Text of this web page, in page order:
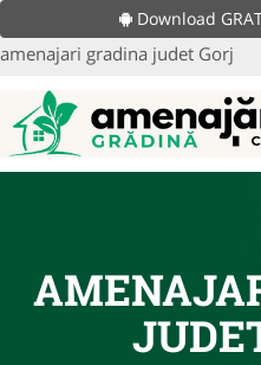
Download
amenajari gradina judet Gorj